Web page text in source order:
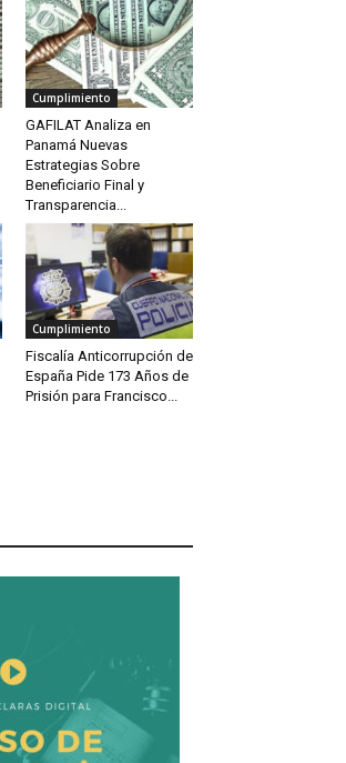
Cumplimiento
GAFILAT Analiza en
Panamá Nuevas
Estrategias Sobre
Beneficiario Final y
Transparencia...
Cumplimiento
Fiscalía Anticorrupción de
España Pide 173 Años de
Prisión para Francisco...